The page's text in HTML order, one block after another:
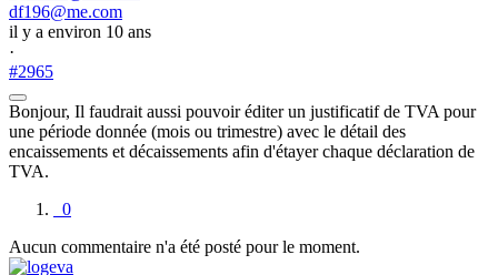
df196@me.com
il y a environ 10 ans
·
#2965
Bonjour, Il faudrait aussi pouvoir éditer un justificatif de TVA pour
une période donnée (mois ou trimestre) avec le détail des
encaissements et décaissements afin d'étayer chaque déclaration de
TVA.
0
Aucun commentaire n'a été posté pour le moment.